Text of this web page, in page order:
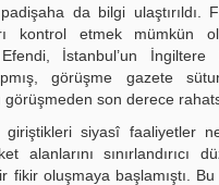
da bilgi ulaştırıldı.
kontrol etmek mümkün
İstanbul’un
görüşme gazete
son derece
giriştikleri siyasî faaliyetler
alanlarını sınırlandırıcı
fikir oluşmaya başlamıştı.